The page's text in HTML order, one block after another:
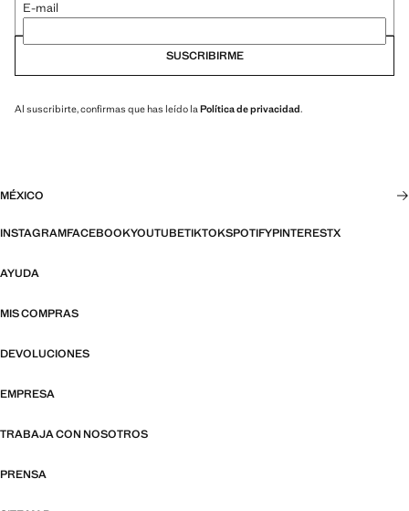
E-mail
SUSCRIBIRME
Al suscribirte, confirmas que has leído laPolítica de privacidad.
MÉXICO
INSTAGRAMFACEBOOKYOUTUBETIKTOKSPOTIFYPINTERESTX
AYUDA
MIS COMPRAS
DEVOLUCIONES
EMPRESA
TRABAJA CON NOSOTROS
PRENSA